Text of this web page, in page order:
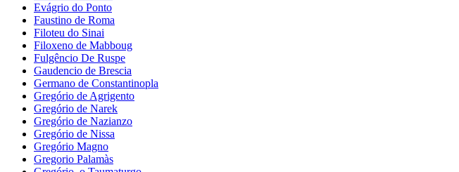
Evágrio do Ponto
Faustino de Roma
Filoteu do Sinai
Filoxeno de Mabboug
Fulgêncio De Ruspe
Gaudencio de Brescia
Germano de Constantinopla
Gregório de Agrigento
Gregório de Narek
Gregório de Nazianzo
Gregório de Nissa
Gregório Magno
Gregorio Palamàs